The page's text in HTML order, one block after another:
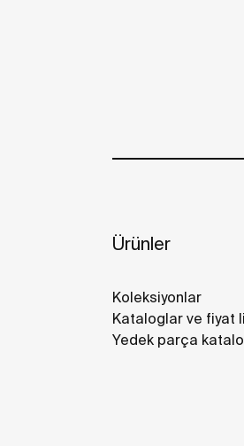
Ürünler
Koleksiyonlar
Kataloglar ve fiyat
Yedek parça